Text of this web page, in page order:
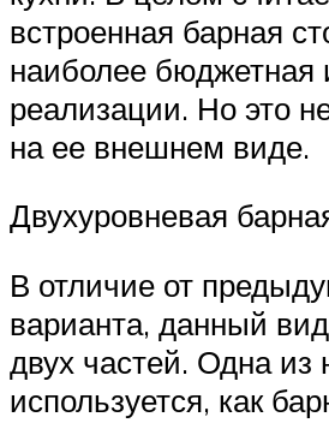
встроенная барная
наиболее бюджетная
реализации. Но это
на ее внешнем виде.
Двухуровневая
В отличие от
варианта, данный
двух частей. Одна из
используется, как